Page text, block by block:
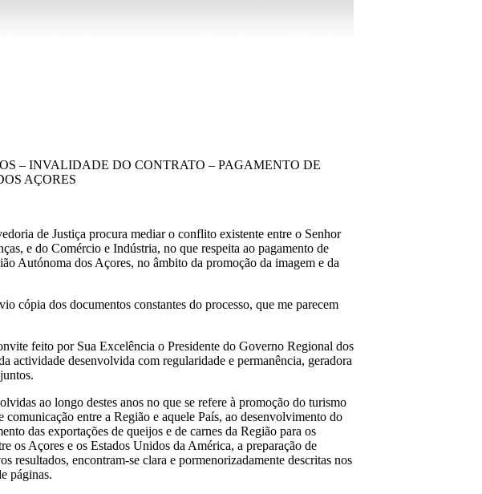
– INVALIDADE DO CONTRATO – PAGAMENTO DE
AÇORES
de Justiça procura mediar o conflito existente entre o Senhor
e do Comércio e Indústria, no que respeita ao pagamento de
Autónoma dos Açores, no âmbito da promoção da imagem e da
cópia dos documentos constantes do processo, que me parecem
feito por Sua Excelência o Presidente do Governo Regional dos
actividade desenvolvida com regularidade e permanência, geradora
ao longo destes anos no que se refere à promoção do turismo
entre a Região e aquele País, ao desenvolvimento do
das exportações de queijos e de carnes da Região para os
os Açores e os Estados Unidos da América, a preparação de
resultados, encontram-se clara e pormenorizadamente descritas nos
páginas.